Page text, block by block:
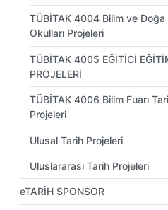
TÜBİTAK 4004 Bilim ve Doğa
Okulları Projeleri
TÜBİTAK 4005 EĞİTİCİ
PROJELERİ
TÜBİTAK 4006 Bilim Fuarı
Projeleri
Ulusal Tarih Projeleri
Uluslararası Tarih Projeleri
eTARİH SPONSOR